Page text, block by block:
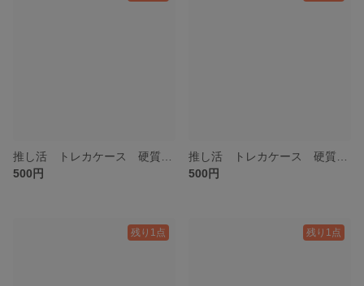
500円
500円
残り1点 残り1点